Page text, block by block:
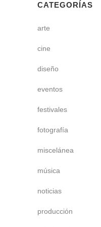
CATEGORÍAS
arte
cine
diseño
eventos
festivales
fotografía
miscelánea
música
noticias
producción